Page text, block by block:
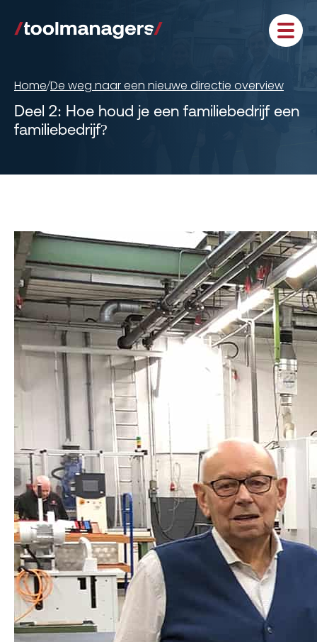
Home/De weg naar een nieuwe directie overview
Deel 2: Hoe houd je een familiebedrijf een
familiebedrijf?